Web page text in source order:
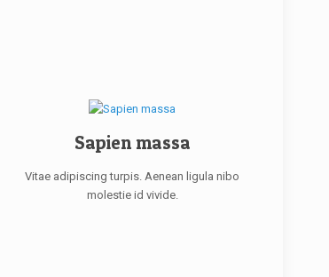
Sapien massa
Vitae adipiscing turpis. Aenean ligula nibo
molestie id vivide.